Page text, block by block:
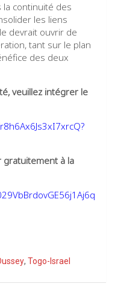
la continuité des
les liens
devrait ouvrir de
tant sur le plan
des deux
veuillez intégrer le
gratuitement à la
, Togo-Israel